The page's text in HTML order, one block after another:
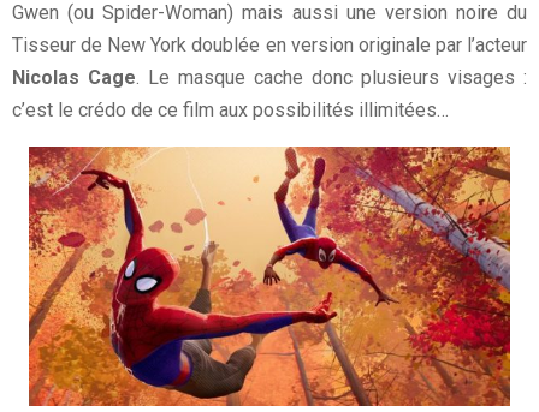
Gwen (ou Spider-Woman) mais aussi une version noire du
Tisseur de New York doublée en version originale par l’acteur
Nicolas Cage. Le masque cache donc plusieurs visages :
c’est le crédo de ce film aux possibilités illimitées…